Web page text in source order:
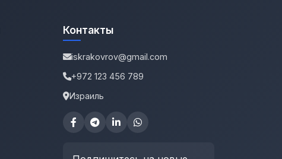
Контакты
iskrakovrov@gmail.com
+972 123 456 789
Израиль